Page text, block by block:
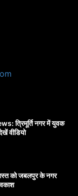
त्रिमूर्ति नगर में युवक
वीडियो
को जबलपुर के नगर